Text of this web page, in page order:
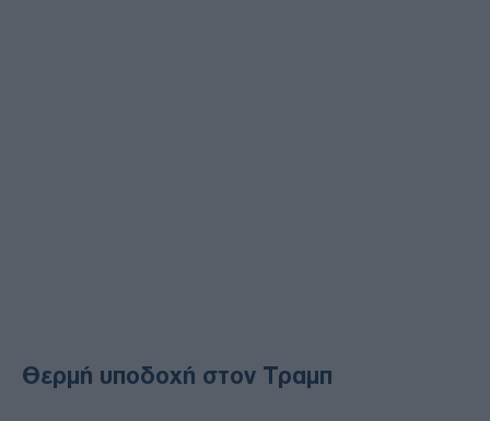
Θερμή υποδοχή στον Τραμπ